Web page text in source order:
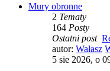
Mury obronne
2 Tematy
164 Posty
Ostatni post
autor: Wałasz
5 sie 2026, o